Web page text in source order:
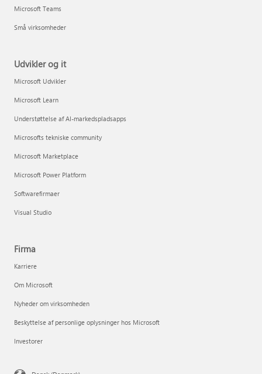
Microsoft Teams
Små virksomheder
Udvikler og it
Microsoft Udvikler
Microsoft Learn
Understøttelse af AI-markedspladsapps
Microsofts tekniske community
Microsoft Marketplace
Microsoft Power Platform
Softwarefirmaer
Visual Studio
Firma
Karriere
Om Microsoft
Nyheder om virksomheden
Beskyttelse af personlige oplysninger hos Microsoft
Investorer